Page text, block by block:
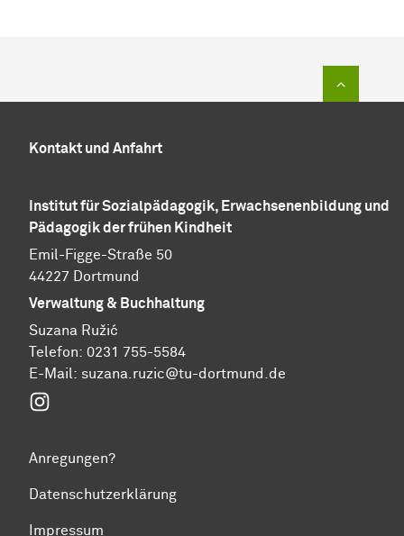
Kontakt und Anfahrt
Institut für Sozialpädagogik, Erwachsenenbildung und
Pädagogik der frühen Kindheit
Emil-Figge-Straße 50
44227 Dortmund
Verwaltung & Buchhaltung
Suzana Ružić
Telefon: 0231 755-5584
E-Mail: suzana.ruzic@tu-dortmund.de
Anregungen?
Datenschutzerklärung
Impressum